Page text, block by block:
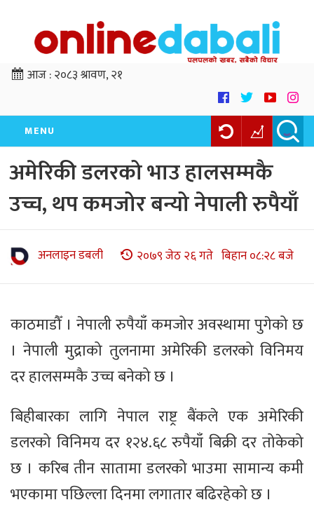
आज :२०८३ श्रावण, २१
MENU
अमेरिकी डलरको भाउ हालसम्मकै
उच्च, थप कमजोर बन्यो नेपाली रुपैयाँ
अनलाइन डबली २०७९ जेठ २६ गते बिहान ०८:२८ बजे
काठमाडौँ । नेपाली रुपैयाँ कमजोर अवस्थामा पुगेको छ
। नेपाली मुद्राको तुलनामा अमेरिकी डलरको विनिमय
दर हालसम्मकै उच्च बनेको छ ।
बिहीबारका लागि नेपाल राष्ट्र बैंकले एक अमेरिकी
डलरको विनिमय दर १२४.६८ रुपैयाँ बिक्री दर तोकेको
छ । करिब तीन सातामा डलरको भाउमा सामान्य कमी
भएकामा पछिल्ला दिनमा लगातार बढिरहेको छ ।